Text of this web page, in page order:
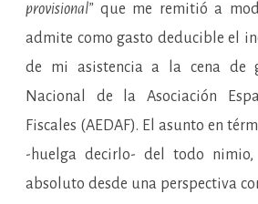
provisional”que me remitió a
admite como gasto deducible el
de mi asistencia a la cena de
Nacional de la Asociación
Fiscales (AEDAF). El asunto en
-huelga decirlo- del todo
absoluto desde una perspectiva